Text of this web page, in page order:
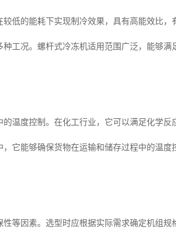
低的能耗下实现制冷效果，具有高能效比，
工况。螺杆式冷冻机适用范围广泛，能够满
温度控制。在化工行业，它可以满足化学反
它能够确保货物在运输和储存过程中的温度
等因素。选型时应根据实际需求确定机组规